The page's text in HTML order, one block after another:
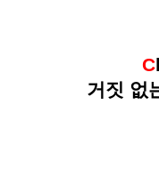
C
거짓 없